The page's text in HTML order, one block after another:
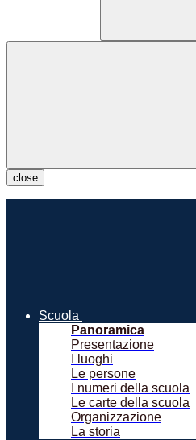
close
Scuola
Panoramica
Presentazione
I luoghi
Le persone
I numeri della scuola
Le carte della scuola
Organizzazione
La storia